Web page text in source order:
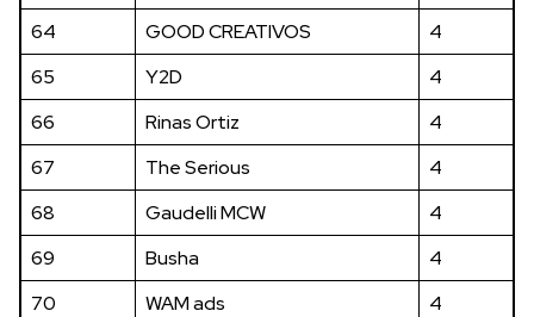
64
GOOD CREATIVOS
4
65
Y2D
4
66
Rinas Ortiz
4
67
The Serious
4
68
Gaudelli MCW
4
69
Busha
4
70
WAM ads
4